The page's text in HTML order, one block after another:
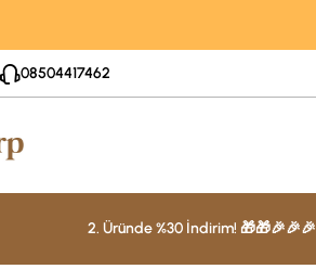
08504417462
2. Üründe %30 İndirim! 🎁🎁🎉🎉🎉